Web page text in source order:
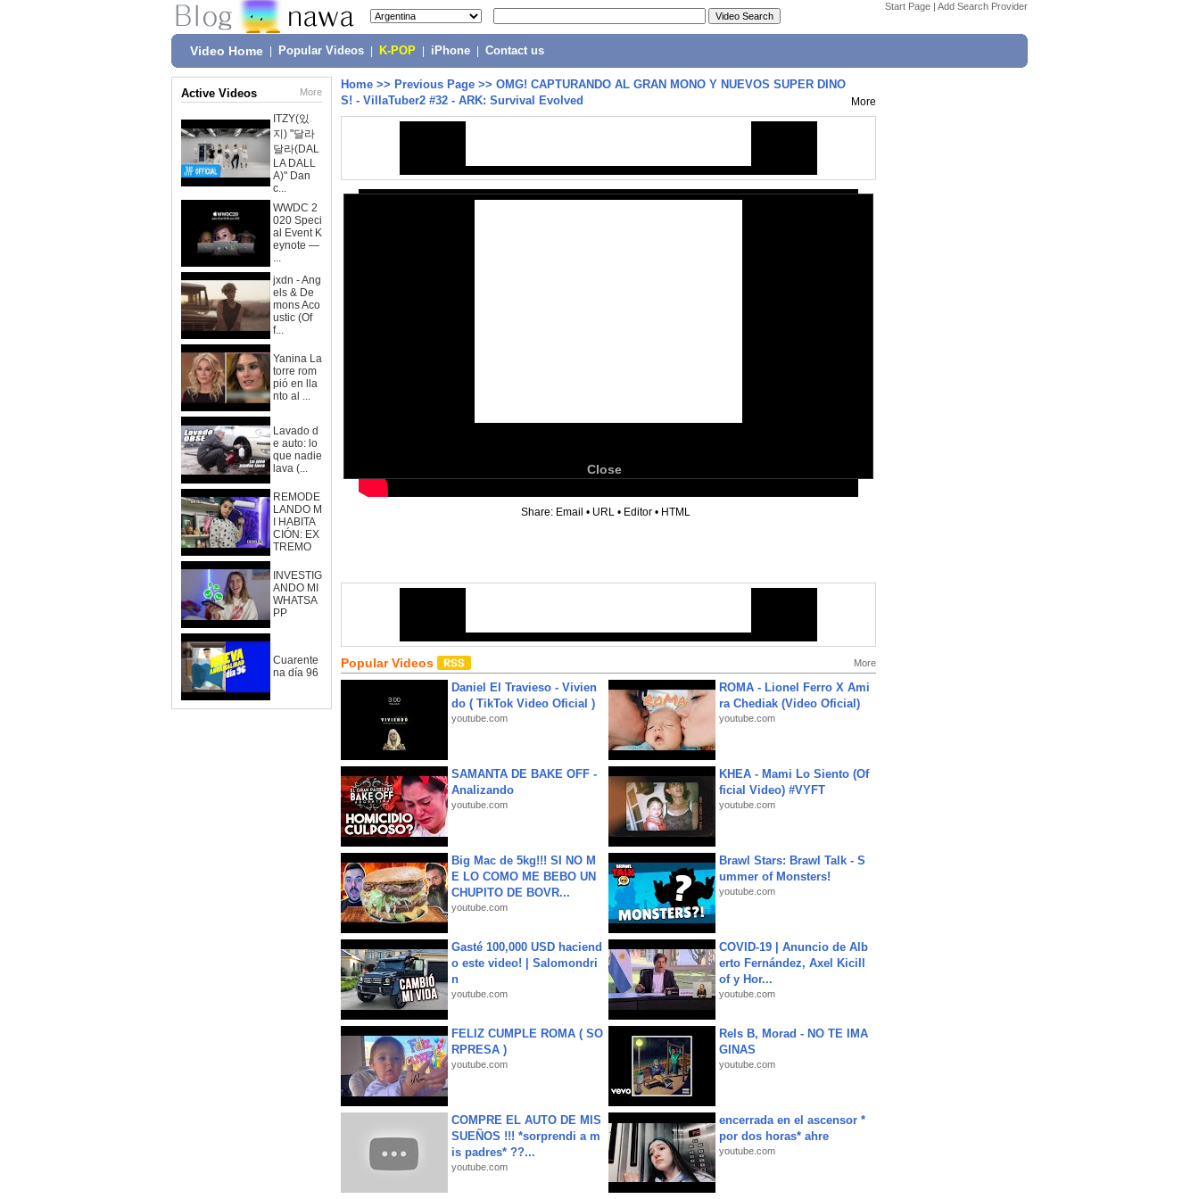
Start Page | Add Search Provider
Video Home Popular Videos K-POP iPhone Contact us
Active Videos More
ITZY(있
지) "달라
달라(DAL
LA DALL
A)" Dan
c...
WWDC 2
020 Speci
al Event K
eynote —
...
jxdn - Ang
els & De
mons Aco
ustic (Of
f...
Yanina La
torre rom
pió en lla
nto al ...
Lavado d
e auto: lo
que nadie
lava (...
REMODE
LANDO M
I HABITA
CIÓN: EX
TREMO
INVESTIG
ANDO MI
WHATSA
PP
Cuarente
na día 96
Home >> Previous Page >> OMG! CAPTURANDO AL GRAN MONO Y NUEVOS SUPER DINO
S! - VillaTuber2 #32 - ARK: Survival Evolved
More
Close
Share: Email • URL • Editor • HTML
Popular Videos More
Daniel El Travieso - Vivien
do ( TikTok Video Oficial )
youtube.com
ROMA - Lionel Ferro X Ami
ra Chediak (Video Oficial)
youtube.com
SAMANTA DE BAKE OFF -
Analizando
youtube.com
KHEA - Mami Lo Siento (Of
ficial Video) #VYFT
youtube.com
Big Mac de 5kg!!! SI NO M
E LO COMO ME BEBO UN
CHUPITO DE BOVR...
youtube.com
Brawl Stars: Brawl Talk - S
ummer of Monsters!
youtube.com
Gasté 100,000 USD haciend
o este video! | Salomondri
n
youtube.com
COVID-19 | Anuncio de Alb
erto Fernández, Axel Kicill
of y Hor...
youtube.com
FELIZ CUMPLE ROMA ( SO
RPRESA )
youtube.com
Rels B, Morad - NO TE IMA
GINAS
youtube.com
COMPRE EL AUTO DE MIS
SUEÑOS !!! *sorprendi a m
is padres* ??...
youtube.com
encerrada en el ascensor *
por dos horas* ahre
youtube.com